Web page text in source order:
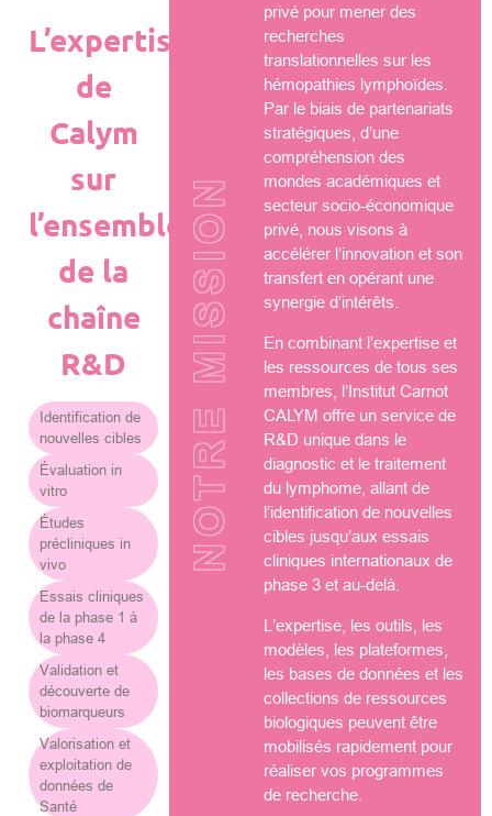
L’expertise
de
Calym
sur
l’ensemble
de la
chaîne
R&D
Identification de
nouvelles cibles
Évaluation in
vitro
Études
précliniques in
vivo
Essais cliniques
de la phase 1 à
la phase 4
Validation et
découverte de
biomarqueurs
Valorisation et
exploitation de
données de
Santé
NOTRE MISSION
privé pour mener des
recherches
translationnelles sur les
hémopathies lymphoïdes.
Par le biais de partenariats
stratégiques, d’une
compréhension des
mondes académiques et
secteur socio-économique
privé, nous visons à
accélérer l’innovation et son
transfert en opérant une
synergie d’intérêts.
En combinant l’expertise et
les ressources de tous ses
membres, l’Institut Carnot
CALYM offre un service de
R&D unique dans le
diagnostic et le traitement
du lymphome, allant de
l’identification de nouvelles
cibles jusqu’aux essais
cliniques internationaux de
phase 3 et au-delà.
L’expertise, les outils, les
modèles, les plateformes,
les bases de données et les
collections de ressources
biologiques peuvent être
mobilisés rapidement pour
réaliser vos programmes
de recherche.